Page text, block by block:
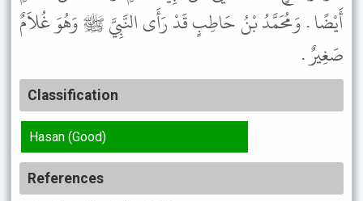
أَيْضًا . وَمُحَمَّدُ بْنُ حَاطِبٍ قَدْ رَأَى النَّبِيَّ ﷺ وَهُوَ غُلاَمٌ
صَغِيرٌ .
Classification
Hasan (Good)
References